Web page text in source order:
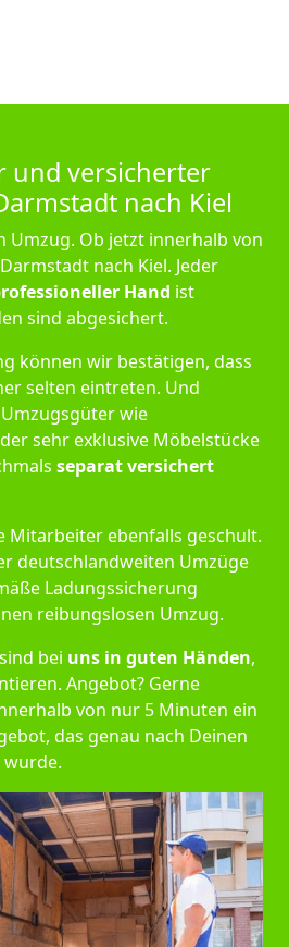
und versicherter
nach Kiel
Umzug. Ob jetzt innerhalb von
nach Kiel. Jeder
Hand ist
sind abgesichert.
können wir bestätigen, dass
selten eintreten. Und
wie
sehr exklusive Möbelstücke
separat versichert
Mitarbeiter ebenfalls geschult.
deutschlandweiten Umzüge
Ladungssicherung
reibungslosen Umzug.
bei uns in guten Händen,
Angebot? Gerne
von nur 5 Minuten ein
das genau nach Deinen